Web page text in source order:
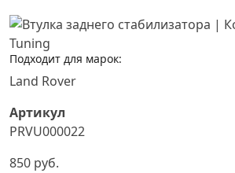
Подходит для марок:
Land Rover
Артикул
PRVU000022
850 руб.